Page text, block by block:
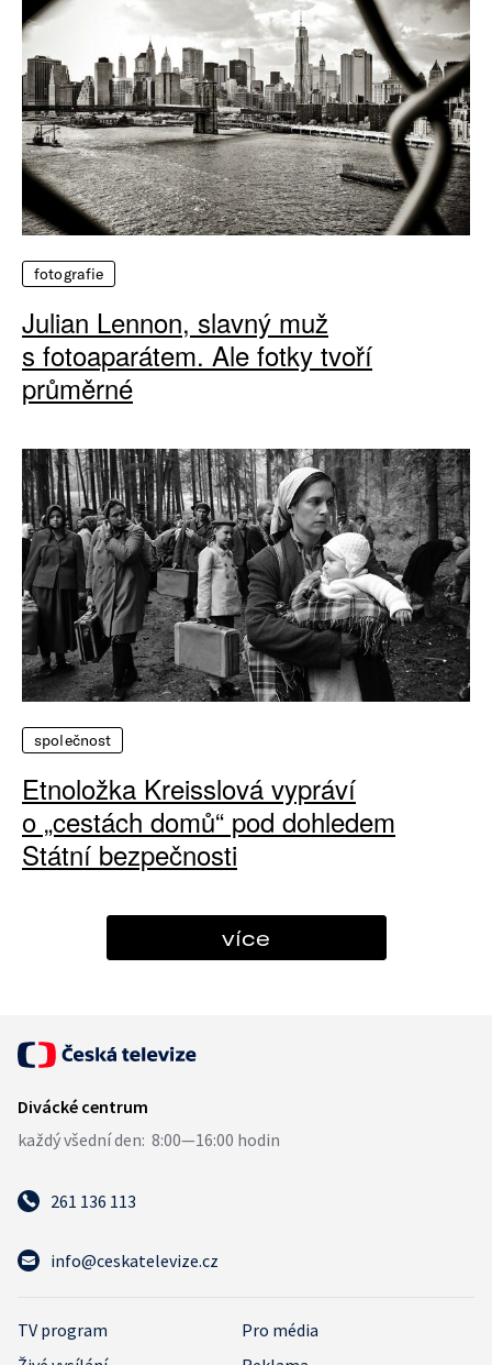
fotografie
Julian Lennon, slavný muž
s fotoaparátem. Ale fotky tvoří
průměrné
společnost
Etnoložka Kreisslová vypráví
o „cestách domů“ pod dohledem
Státní bezpečnosti
více
261 136 113
info@ceskatelevize.cz
TV program
Pro média